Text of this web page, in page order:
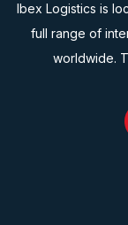
Ibex Logistics is
full range of
worldwide.